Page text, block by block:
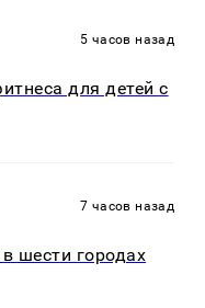
5 часов назад
для детей с
7 часов назад
шести городах